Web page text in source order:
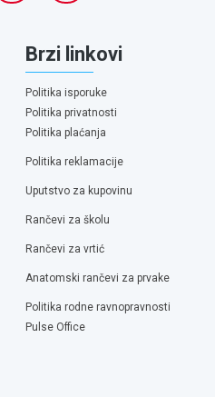
Brzi linkovi
Politika isporuke
Politika privatnosti
Politika plaćanja
Politika reklamacije
Uputstvo za kupovinu
Rančevi za školu
Rančevi za vrtić
Anatomski rančevi za prvake
Politika rodne ravnopravnosti
Pulse Office